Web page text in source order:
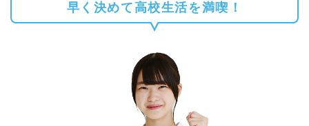
早く決めて高校生活を満喫！